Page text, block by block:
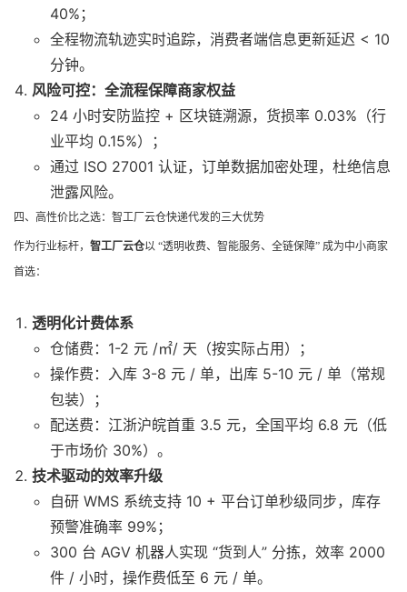
40%；
全程物流轨迹实时追踪，消费者端信息更新延迟 < 10
分钟。
风险可控：全流程保障商家权益
24 小时安防监控 + 区块链溯源，货损率 0.03%（行
业平均 0.15%）；
通过 ISO 27001 认证，订单数据加密处理，杜绝信息
泄露风险。
四、高性价比之选：智工厂云仓快递代发的三大优势
作为行业标杆， 智工厂云仓以 “透明收费、智能服务、全链保障” 成为中小商家
首选：
透明化计费体系
仓储费：1-2 元 /㎡/ 天（按实际占用）；
操作费：入库 3-8 元 / 单，出库 5-10 元 / 单（常规
包装）；
配送费：江浙沪皖首重 3.5 元，全国平均 6.8 元（低
于市场价 30%）。
技术驱动的效率升级
自研 WMS 系统支持 10 + 平台订单秒级同步，库存
预警准确率 99%；
300 台 AGV 机器人实现 “货到人” 分拣，效率 2000
件 / 小时，操作费低至 6 元 / 单。